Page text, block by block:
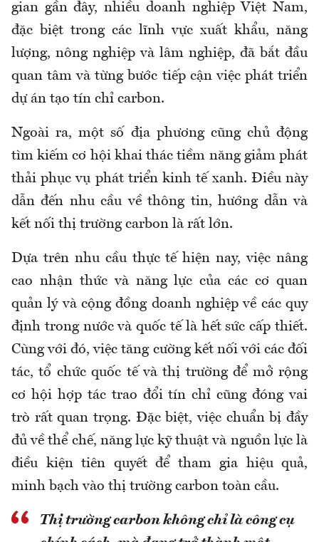
gian gần đây, nhiều doanh nghiệp Việt Nam,
đặc biệt trong các lĩnh vực xuất khẩu, năng
lượng, nông nghiệp và lâm nghiệp, đã bắt đầu
quan tâm và từng bước tiếp cận việc phát triển
dự án tạo tín chỉ carbon.
Ngoài ra, một số địa phương cũng chủ động
tìm kiếm cơ hội khai thác tiềm năng giảm phát
thải phục vụ phát triển kinh tế xanh. Điều này
dẫn đến nhu cầu về thông tin, hướng dẫn và
kết nối thị trường carbon là rất lớn.
Dựa trên nhu cầu thực tế hiện nay, việc nâng
cao nhận thức và năng lực của các cơ quan
quản lý và cộng đồng doanh nghiệp về các quy
định trong nước và quốc tế là hết sức cấp thiết.
Cùng với đó, việc tăng cường kết nối với các đối
tác, tổ chức quốc tế và thị trường để mở rộng
cơ hội hợp tác trao đổi tín chỉ cũng đóng vai
trò rất quan trọng. Đặc biệt, việc chuẩn bị đầy
đủ về thể chế, năng lực kỹ thuật và nguồn lực là
điều kiện tiên quyết để tham gia hiệu quả,
minh bạch vào thị trường carbon toàn cầu.
Thị trường carbon không chỉ là công cụ